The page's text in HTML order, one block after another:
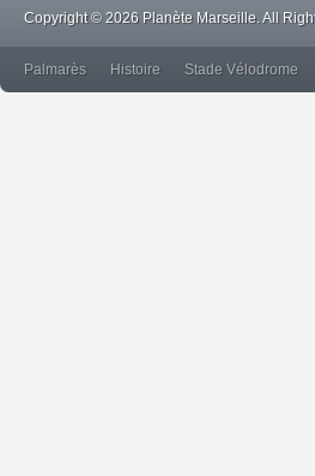
Copyright © 2026 Planète Marseille. All
Palmarès Histoire Stade Vélodrome